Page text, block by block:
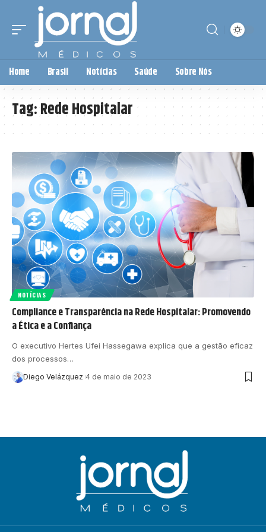
Home Brasil Notícias Saúde Sobre Nós
Tag:Rede Hospitalar
NOTÍCIAS
Compliance e Transparência na Rede Hospitalar: Promovendo
a Ética e a Confiança
O executivo Hertes Ufei Hassegawa explica que a gestão eficaz
dos processos…
Diego Velázquez 4 de maio de 2023